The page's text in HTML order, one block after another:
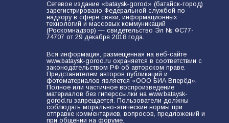
Сетевое издание «bataysk-gorod» (батайск-город)
зарегистрировано Федеральной службой по
надзору в сфере связи, информационных
технологий и массовых коммуникаций
(Роскомнадзор) — свидетельство Эл № ФС77-
74707 от 29 декабря 2018 года.
Вся информация, размещенная на веб-сайте
www.bataysk-gorod.ru охраняется в соответствии с
законодательством РФ об авторском праве.
Представителем авторов публикаций и
фотоматериалов является «ООО БИА Вперёд».
Полное или частичное воспроизведение
материалов без гиперссылки на www.bataysk-
gorod.ru запрещается. Пользователи должны
соблюдать морально-этические нормы при
отправке комментариев, вопросов, предложений и
при общении на форуме.